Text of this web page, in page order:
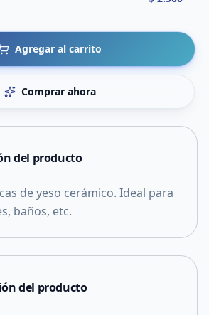
Agregar al carrito
Comprar ahora
del producto
de yeso cerámico. Ideal para
baños, etc.
del producto